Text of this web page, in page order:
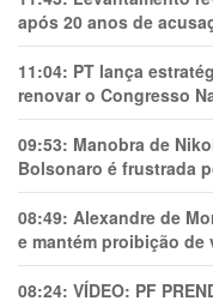
após 20 anos de
11:04: PT lança
renovar o Congresso
09:53: Manobra de
Bolsonaro é frustrada
08:49: Alexandre de
e mantém proibição
08:24: VÍDEO: PF